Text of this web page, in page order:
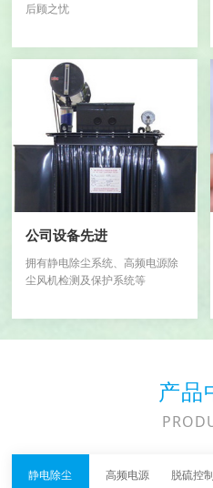
后顾之忧
公司设备先进
拥有静电除尘系统、高频电源除
尘风机检测及保护系统等
产品
静电除尘 高频电源 脱硫控